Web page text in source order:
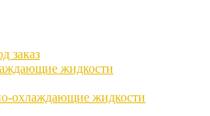
заказ
жидкости
охлаждающие жидкости